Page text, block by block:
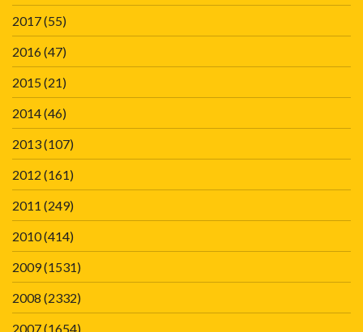
2017(55)
2016(47)
2015(21)
2014(46)
2013(107)
2012 (161)
2011 (249)
2010(414)
2009(1531)
2008 (2332)
2007(1654)